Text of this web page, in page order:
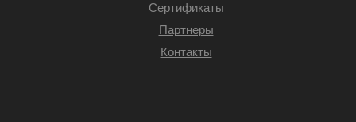
Сертификаты
Партнеры
Контакты